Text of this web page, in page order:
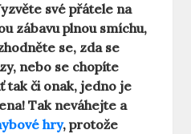
své přátele na
zábavu plnou smíchu,
se, zda se
nebo se chopíte
tak či onak, jedno je
Tak neváhejte a
hry, protože